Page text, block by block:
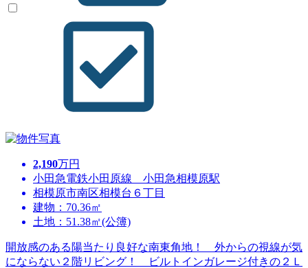
2,190万円
小田急電鉄小田原線 小田急相模原駅
相模原市南区相模台６丁目
建物：70.36㎡
土地：51.38㎡(公簿)
開放感のある陽当たり良好な南東角地！ 外からの視線が気
にならない２階リビング！ ビルトインガレージ付きの２Ｌ